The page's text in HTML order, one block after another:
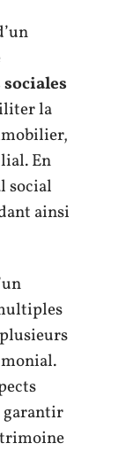
la
En
social
ainsi
garantir